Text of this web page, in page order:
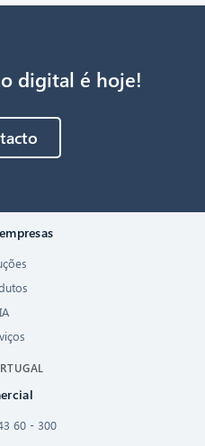
digital é hoje!
IA
60 - 300